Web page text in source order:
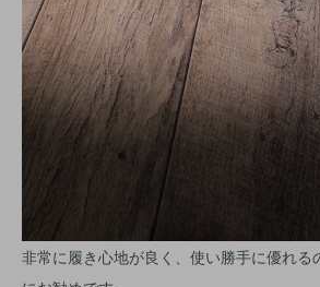
非常に履き心地が良く、使い勝手に優れる